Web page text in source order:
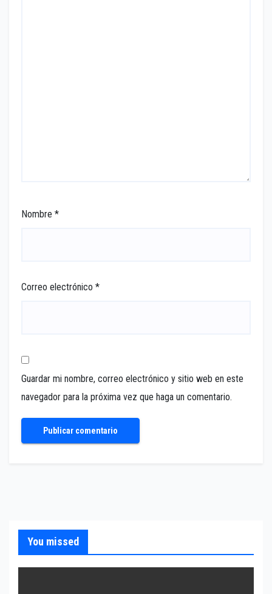
Nombre *
Correo electrónico *
Guardar mi nombre, correo electrónico y sitio web en este
navegador para la próxima vez que haga un comentario.
You missed